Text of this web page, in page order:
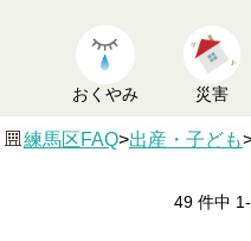
おくやみ 災害
練馬区FAQ>出産・子ども
49 件中